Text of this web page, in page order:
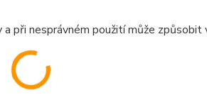
při nesprávném použití může způsobit